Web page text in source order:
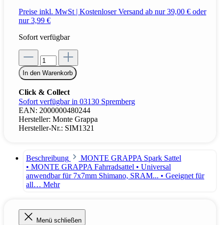
Preise inkl. MwSt | Kostenloser Versand ab nur 39,00 € oder
nur 3,99 €
Sofort verfügbar
In den Warenkorb
Click & Collect
Sofort verfügbar in 03130 Spremberg
EAN: 2000000480244
Hersteller: Monte Grappa
Hersteller-Nr.: SIM1321
Beschreibung
MONTE GRAPPA Spark Sattel
• MONTE GRAPPA Fahrradsattel • Universal
anwendbar für 7x7mm Shimano, SRAM... • Geeignet für
all… Mehr
Menü schließen